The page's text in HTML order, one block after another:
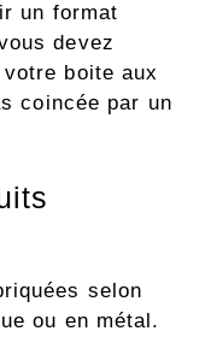
un format
devez
boite aux
coincée par un
selon
ou en métal.